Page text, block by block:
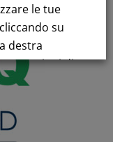
le tue
su
destra
di
di